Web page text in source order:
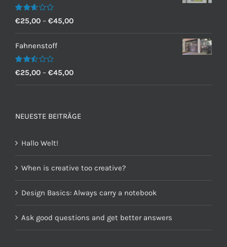
Bewertet
mit
2.60
von 5
€25,00 – €45,00
Fahnenstoff
Bewertet
mit
2.50
€25,00 – €45,00
NEUESTE BEITRÄGE
Hallo Welt!
When is creative too creative?
Design Basics: Always carry a notebook
Ask good questions and get better answers